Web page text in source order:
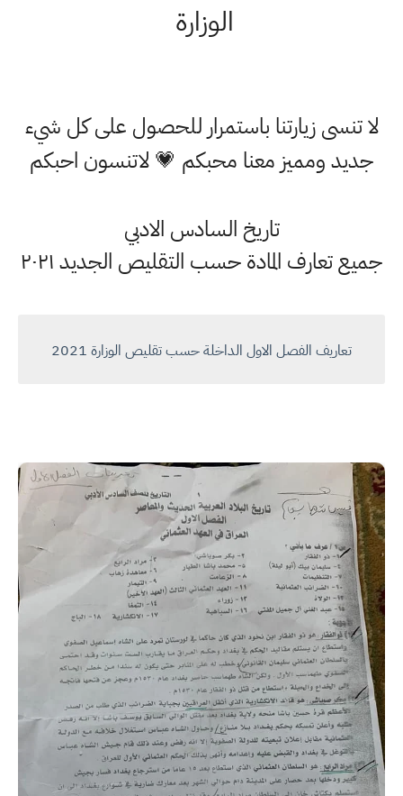
الوزارة
لا تنسى زيارتنا باستمرار للحصول على كل شيء
جديد ومميز معنا محبكم 💗 لاتنسون احبكم
تاريخ السادس الادبي
جميع تعارف المادة حسب التقليص الجديد ٢٠٢١
تعاريف الفصل الاول الداخلة حسب تقليص الوزارة 2021